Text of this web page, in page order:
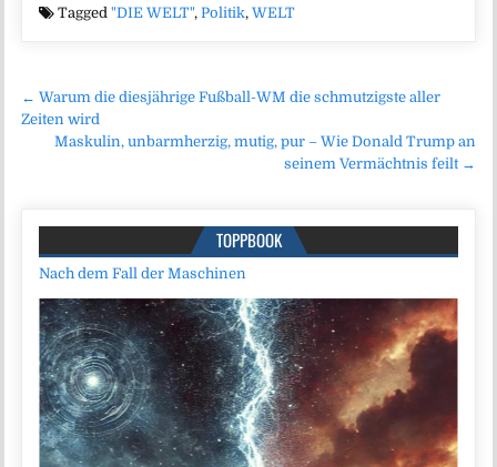
Tagged"DIE WELT",Politik,WELT
Beitragsnavigation
← Warum die diesjährige Fußball-WM die schmutzigste aller
Zeiten wird
Maskulin, unbarmherzig, mutig, pur – Wie Donald Trump an
seinem Vermächtnis feilt →
TOPPBOOK
Nach dem Fall der Maschinen